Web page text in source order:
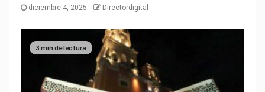
diciembre 4, 2025 Directordigital
3 min de lectura